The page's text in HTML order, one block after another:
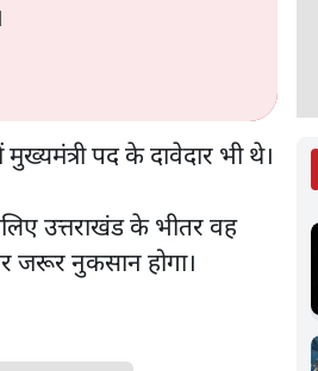
पद के दावेदार भी थे।
उत्तराखंड के भीतर वह
जरूर नुकसान होगा।